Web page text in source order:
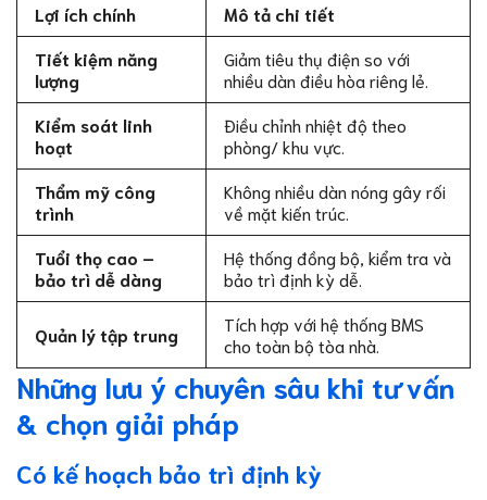
Lợi ích chính
Mô tả chi tiết
Tiết kiệm năng
lượng
Giảm tiêu thụ điện so với
nhiều dàn điều hòa riêng lẻ.
Kiểm soát linh
hoạt
Điều chỉnh nhiệt độ theo
phòng/ khu vực.
Thẩm mỹ công
trình
Không nhiều dàn nóng gây rối
về mặt kiến trúc.
Tuổi thọ cao –
bảo trì dễ dàng
Hệ thống đồng bộ, kiểm tra và
bảo trì định kỳ dễ.
Quản lý tập trung
Tích hợp với hệ thống BMS
cho toàn bộ tòa nhà.
Những lưu ý chuyên sâu khi tư vấn
& chọn giải pháp
Có kế hoạch bảo trì định kỳ